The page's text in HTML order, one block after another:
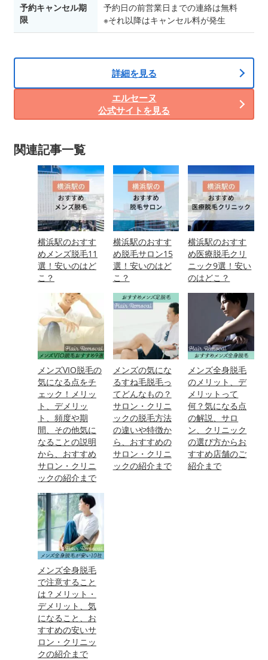
予約キャンセル期
限
予約日の前営業日までの連絡は無料
※それ以降はキャンセル料が発生
詳細を見る
エルセーヌ
公式サイトを見る
関連記事一覧
横浜駅のおすす
めメンズ脱毛11
選！安いのはど
こ？
横浜駅のおすす
め脱毛サロン15
選！安いのはど
こ？
横浜駅のおすす
め医療脱毛クリ
ニック9選！安い
のはどこ？
メンズVIO脱毛の
気になる点をチ
ェック！メリッ
ト、デメリッ
ト、頻度や期
間、その他気に
なることの説明
から、おすすめ
サロン・クリニ
ックの紹介まで
メンズの気にな
るすね毛脱毛っ
てどんなもの？
サロン・クリニ
ックの脱毛方法
の違いや特徴か
ら、おすすめの
サロン・クリニ
ックの紹介まで
メンズ全身脱毛
のメリット、デ
メリットって
何？気になる点
の解説、サロ
ン、クリニック
の選び方からお
すすめ店舗のご
紹介まで
メンズ全身脱毛
で注意すること
は？メリット・
デメリット、気
になること、お
すすめの安いサ
ロン・クリニッ
クの紹介まで